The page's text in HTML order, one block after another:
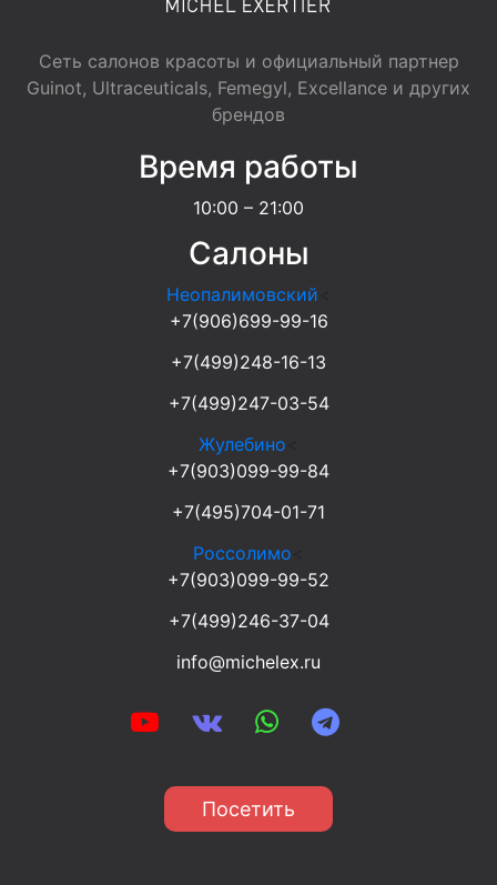
Сеть салонов красоты и официальный партнер
Guinot, Ultraceuticals, Femegyl, Excellance и других
брендов
Время работы
10:00 – 21:00
Салоны
Неопалимовский
+7(906)699-99-16
+7(499)248-16-13
+7(499)247-03-54
Жулебино
+7(903)099-99-84
+7(495)704-01-71
Россолимо
+7(903)099-99-52
+7(499)246-37-04
info@michelex.ru
Посетить